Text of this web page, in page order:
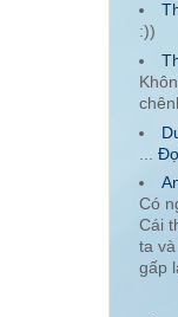
:))
Có
Cái
ta
gấp